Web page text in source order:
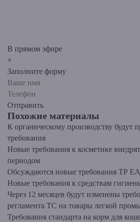
В прямом эфире
×
Заполните форму
Отправить
Похожие материалы
К органическому производству будут
требования
Новые требования к косметике
периодом
Обсуждаются новые требования ТР
Новые требования к средствам
Через 12 месяцев будут изменены
регламента ТС на товары легкой
Требования стандарта на корм для